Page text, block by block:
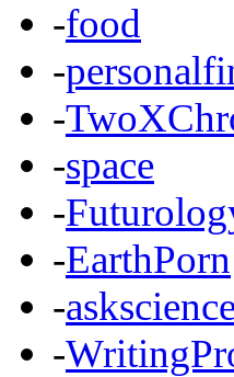
-food
-
-
-space
-
-EarthPorn
-
-